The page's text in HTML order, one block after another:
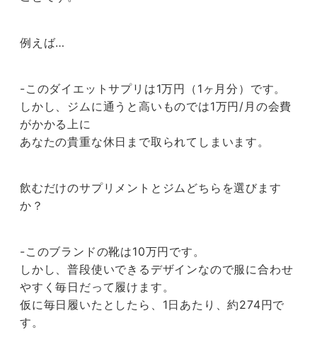
例えば…
-このダイエットサプリは1万円（1ヶ月分）です。
しかし、ジムに通うと高いものでは1万円/月の会費
がかかる上に
あなたの貴重な休日まで取られてしまいます。
飲むだけのサプリメントとジムどちらを選びます
か？
-このブランドの靴は10万円です。
しかし、普段使いできるデザインなので服に合わせ
やすく毎日だって履けます。
仮に毎日履いたとしたら、1日あたり、約274円で
す。